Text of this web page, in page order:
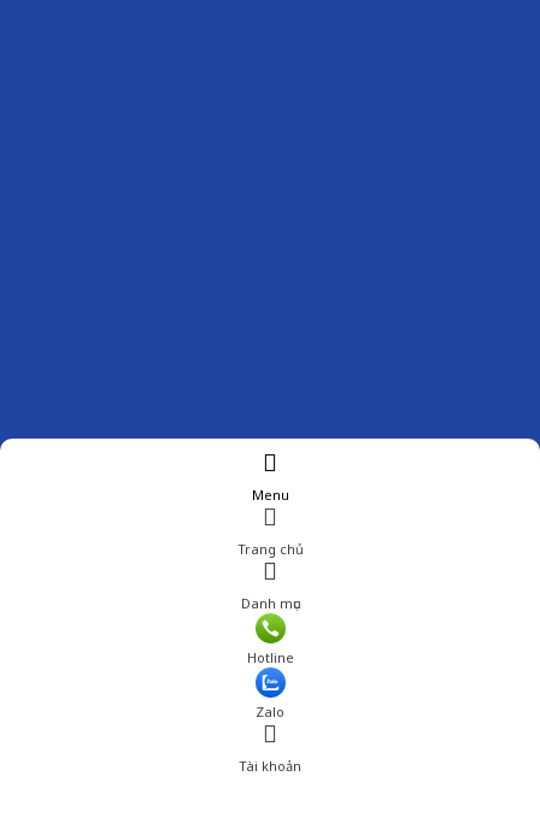
Menu
Trang chủ
Danh mục
Hotline
Zalo
Tài khoản